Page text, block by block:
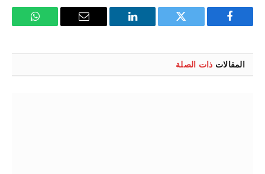
فيسبوك تويتر لينكدإن
البريد
واتساب
المقالات ذات الصلة